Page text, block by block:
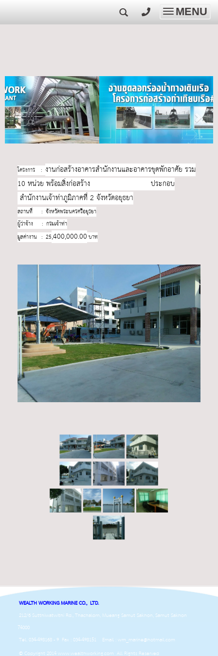
Toggle
MENU
โครงการ : งานก่อสร้างอาคารสำนักงานและอาคารชุดพักอาศัย รวม
10 หน่วย พร้อมสิ่งก่อสร้าง ประกอบ
สำนักงานเจ้าท่าภูมิภาคที่ 2 จังหวัดอยุธยา
สถานที่ : จังหวัดพระนครศรีอยุธยา
ผู้ว่าจ้าง : กรมเจ้าท่า
มูลค่างาน : 25,400,000.00 บาท
WEALTH WORKING MARINE CO., LTD.
212/6 Sutthiwatwithi Rd., Thachalom, Mueang Samut Sakhon, Samut Sakhon
74000
Tel. 034-498168 - 9 Fax : 034-498151 Email : wm_marine@hotmail.com
© Copyright 2014 www.wealthworking.com All Rights Reserved